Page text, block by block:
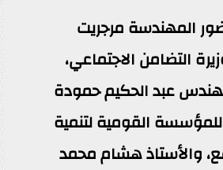
المهندسة مرجريت
التضامن الاجتماعي،
عبد الحكيم حمودة
للمؤسسة القومية لتنمية
والأستاذ هشام محمد